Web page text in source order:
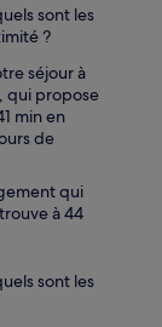
sont les
?
séjour à
, qui propose
min en
de
qui
à 44
sont les